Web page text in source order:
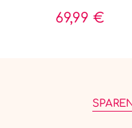
69,99 €